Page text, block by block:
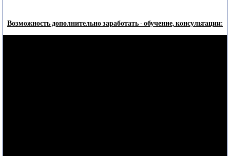
Возможность дополнительно заработать - обучение, консультации: